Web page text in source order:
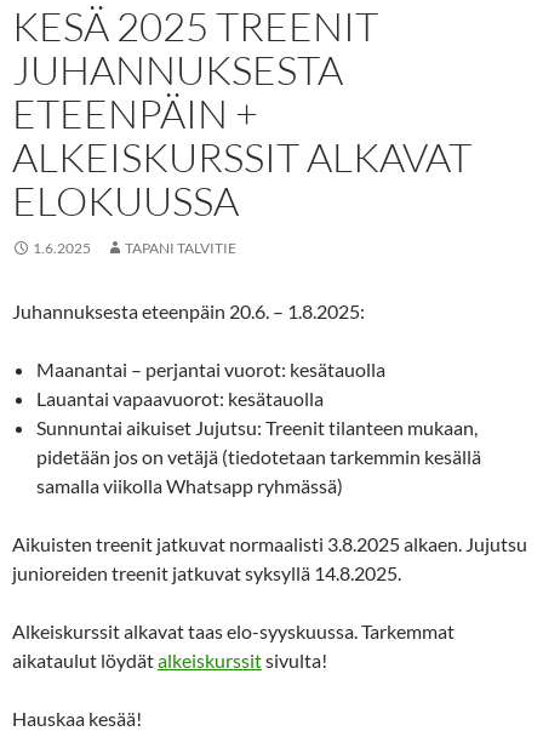
KESÄ 2025 TREENIT
JUHANNUKSESTA
ETEENPÄIN +
ALKEISKURSSIT ALKAVAT
ELOKUUSSA
1.6.2025 TAPANI TALVITIE
Juhannuksesta eteenpäin 20.6. – 1.8.2025:
Maanantai – perjantai vuorot: kesätauolla
Lauantai vapaavuorot: kesätauolla
Sunnuntai aikuiset Jujutsu: Treenit tilanteen mukaan,
pidetään jos on vetäjä (tiedotetaan tarkemmin kesällä
samalla viikolla Whatsapp ryhmässä)
Aikuisten treenit jatkuvat normaalisti 3.8.2025 alkaen. Jujutsu
junioreiden treenit jatkuvat syksyllä 14.8.2025.
Alkeiskurssit alkavat taas elo-syyskuussa. Tarkemmat
aikataulut löydätalkeiskurssitsivulta!
Hauskaa kesää!